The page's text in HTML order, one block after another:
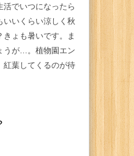
活でいつになったら
いいくらい涼しく秋
きょも暑いです。ま
うが…。植物園エン
紅葉してくるのが待